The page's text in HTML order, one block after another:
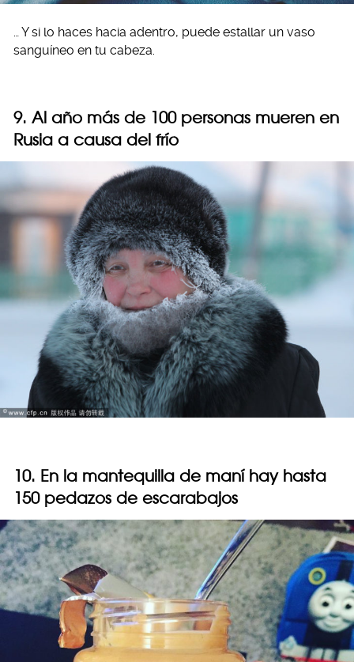
… Y si lo haces hacia adentro, puede estallar un vaso
sanguíneo en tu cabeza.
9. Al año más de 100 personas mueren en
Rusia a causa del frío
10. En la mantequilla de maní hay hasta
150 pedazos de escarabajos